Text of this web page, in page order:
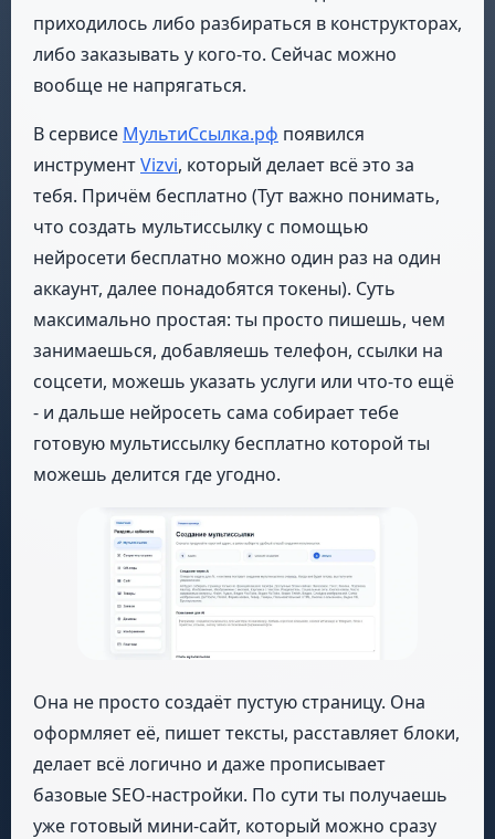
приходилось либо разбираться в конструкторах,
либо заказывать у кого-то. Сейчас можно
вообще не напрягаться.
В сервисе МультиСсылка.рф появился
инструментVizvi, который делает всё это за
тебя. Причём бесплатно (Тут важно понимать,
что создать мультиссылку с помощью
нейросети бесплатно можно один раз на один
аккаунт, далее понадобятся токены). Суть
максимально простая: ты просто пишешь, чем
занимаешься, добавляешь телефон, ссылки на
соцсети, можешь указать услуги или что-то ещё
- и дальше нейросеть сама собирает тебе
готовую мультиссылку бесплатно которой ты
можешь делится где угодно.
Она не просто создаёт пустую страницу. Она
оформляет её, пишет тексты, расставляет блоки,
делает всё логично и даже прописывает
базовые SEO-настройки. По сути ты получаешь
уже готовый мини-сайт, который можно сразу